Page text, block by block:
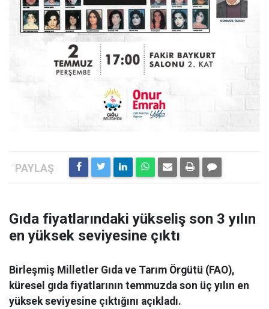
Gıda fiyatlarındaki yükseliş son 3 yılın
en yüksek seviyesine çıktı
Birleşmiş Milletler Gıda ve Tarım Örgütü (FAO),
küresel gıda fiyatlarının temmuzda son üç yılın en
yüksek seviyesine çıktığını açıkladı.